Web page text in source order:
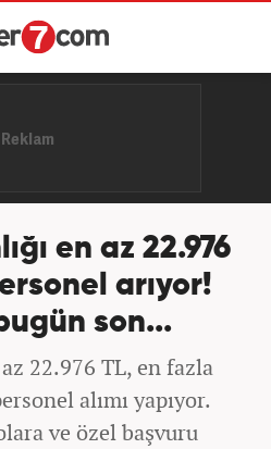
en az 22.976
arıyor!
son...
22.976 TL, en fazla
alımı yapıyor.
ve özel başvuru